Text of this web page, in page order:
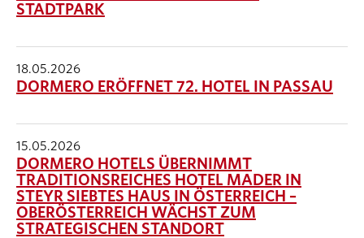
STADTPARK
18.05.2026
DORMERO ERÖFFNET 72. HOTEL IN PASSAU
15.05.2026
DORMERO HOTELS ÜBERNIMMT
TRADITIONSREICHES HOTEL MADER IN
STEYR SIEBTES HAUS IN ÖSTERREICH –
OBERÖSTERREICH WÄCHST ZUM
STRATEGISCHEN STANDORT